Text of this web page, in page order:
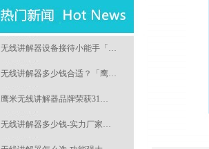
无线讲解器设备接待小能手「…
无线讲解器多少钱合适？「鹰…
鹰米无线讲解器品牌荣获31…
无线讲解器多少钱-实力厂家…